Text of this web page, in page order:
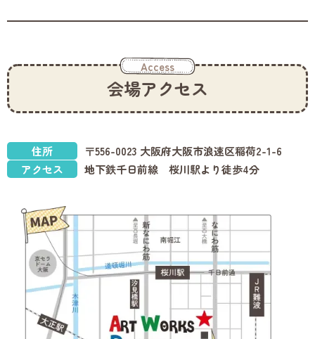
Access
会場アクセス
住所
〒556-0023 大阪府大阪市浪速区稲荷2-1-6
アクセス
地下鉄千日前線 桜川駅より徒歩4分